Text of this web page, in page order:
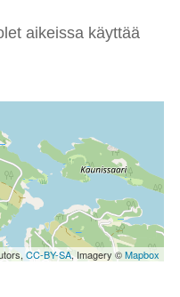
aikeissa käyttää
CC-BY-SA, Imagery ©Mapbox